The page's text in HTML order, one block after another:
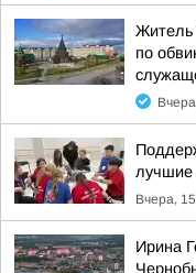
Житель
по
лучшие
Вчера,
Ирина